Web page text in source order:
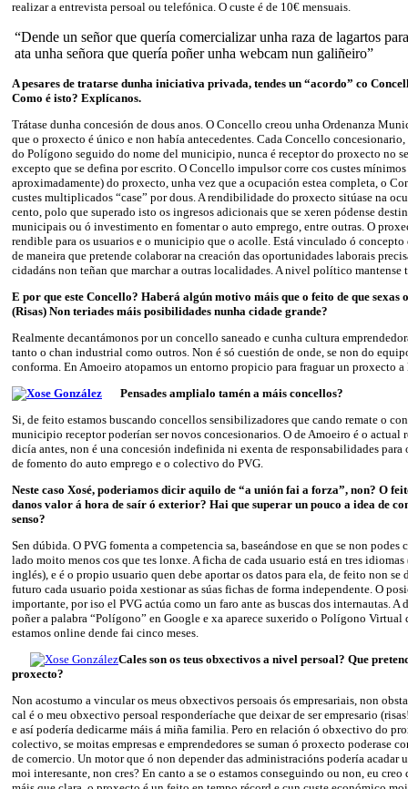
realizar a entrevista persoal ou telefónica. O custe é de 10€ mensuais.
“Dende un señor que quería comercializar unha raza de lagartos
ata unha señora que quería poñer unha webcam nun galiñeiro”
A pesares de tratarse dunha iniciativa privada, tendes un “acordo” co
Como é isto? Explícanos.
Trátase dunha concesión de dous anos. O Concello creou unha Ordenanza
que o proxecto é único e non había antecedentes. Cada Concello
do Polígono seguido do nome del municipio, nunca é receptor do proxecto no
excepto que se defina por escrito. O Concello impulsor corre cos custes
aproximadamente) do proxecto, unha vez que a ocupación estea completa, o
custes multiplicados “case” por dous. A rendibilidade do proxecto sitúase na
cento, polo que superado isto os ingresos adicionais que se xeren pódense
municipais ou ó investimento en fomentar o auto emprego, entre outras. O
rendible para os usuarios e o municipio que o acolle. Está vinculado ó
de maneira que pretende colaborar na creación das oportunidades laborais
cidadáns non teñan que marchar a outras localidades. A nivel político
E por que este Concello? Haberá algún motivo máis que o feito de que sexas
(Risas) Non teriades máis posibilidades nunha cidade grande?
Realmente decantámonos por un concello saneado e cunha cultura
tanto o chan industrial como outros. Non é só cuestión de onde, se non do
conforma. En Amoeiro atopamos un entorno propicio para fraguar un proxecto
Pensades amplialo tamén a máis concellos?
Si, de feito estamos buscando concellos sensibilizadores que cando remate o
municipio receptor poderían ser novos concesionarios. O de Amoeiro é o actual
dicía antes, non é una concesión indefinida ni exenta de responsabilidades para
de fomento do auto emprego e o colectivo do PVG.
Neste caso Xosé, poderiamos dicir aquilo de “a unión fai a forza”, non? O
danos valor á hora de saír ó exterior? Hai que superar un pouco a idea de
senso?
Sen dúbida. O PVG fomenta a competencia sa, baseándose en que se non podes
lado moito menos cos que tes lonxe. A ficha de cada usuario está en tres idiomas
inglés), e é o propio usuario quen debe aportar os datos para ela, de feito non se
futuro cada usuario poida xestionar as súas fichas de forma independente. O
importante, por iso el PVG actúa como un faro ante as buscas dos internautas. A
poñer a palabra “Polígono” en Google e xa aparece suxerido o Polígono Virtual
estamos online dende fai cinco meses.
Cales son os teus obxectivos a nivel persoal? Que
proxecto?
Non acostumo a vincular os meus obxectivos persoais ós empresariais, non
cal é o meu obxectivo persoal responderíache que deixar de ser empresario
e así podería dedicarme máis á miña familia. Pero en relación ó obxectivo do
colectivo, se moitas empresas e emprendedores se suman ó proxecto poderase
de comercio. Un motor que ó non depender das administracións podería acadar
moi interesante, non cres? En canto a se o estamos conseguindo ou non, eu creo